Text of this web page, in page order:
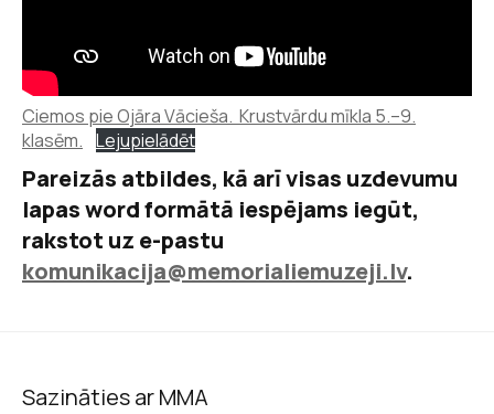
Ciemos pie Ojāra Vācieša. Krustvārdu mīkla 5.–9.
klasēm. Lejupielādēt
Pareizās atbildes, kā arī visas uzdevumu
lapas word formātā iespējams iegūt,
rakstot uz e-pastu
komunikacija@memorialiemuzeji.lv.
Sazināties ar MMA